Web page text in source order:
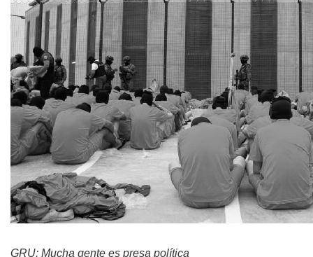
GRU: Mucha gente es presa política